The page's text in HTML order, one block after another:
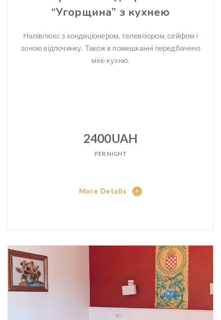
“Угорщина” з кухнею
Напівлюкс з кондиціонером, телевізором, сейфом і
зоною відпочинку. Також в помешканні передбачено
міні-кухню.
2400UAH
PER NIGHT
More Details